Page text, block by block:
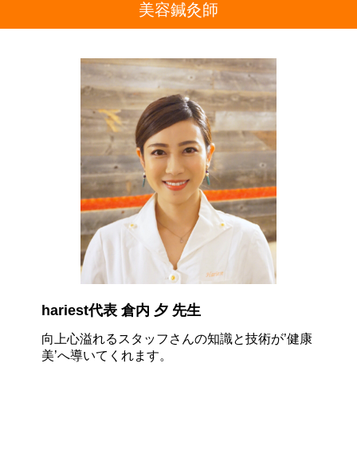
美容鍼灸師
hariest代表 倉内 夕 先生
向上心溢れるスタッフさんの知識と技術が’健康
美’へ導いてくれます。